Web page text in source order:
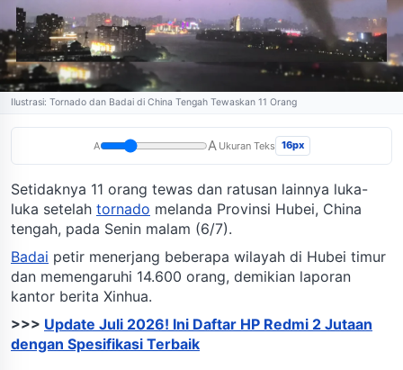
Ilustrasi: Tornado dan Badai di China Tengah Tewaskan 11 Orang
A A Ukuran Teks 16px
Setidaknya 11 orang tewas dan ratusan lainnya luka-
luka setelah tornado melanda Provinsi Hubei, China
tengah, pada Senin malam (6/7).
Badai petir menerjang beberapa wilayah di Hubei timur
dan memengaruhi 14.600 orang, demikian laporan
kantor berita Xinhua.
>>> Update Juli 2026! Ini Daftar HP Redmi 2 Jutaan
dengan Spesifikasi Terbaik